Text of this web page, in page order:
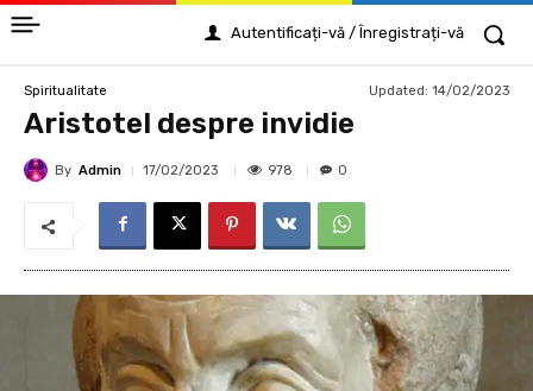
Autentificați-vă / Înregistrați-vă
Spiritualitate Updated: 14/02/2023
Aristotel despre invidie
By Admin 17/02/2023 978 0